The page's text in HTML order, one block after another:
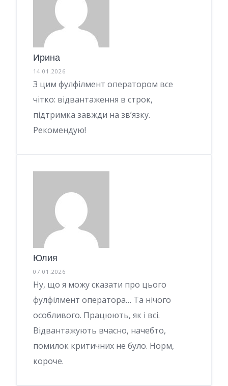
Ирина
14.01.2026
З цим фулфілмент оператором все
чітко: відвантаження в строк,
підтримка завжди на зв’язку.
Рекомендую!
Юлия
07.01.2026
Ну, що я можу сказати про цього
фулфілмент оператора… Та нічого
особливого. Працюють, як і всі.
Відвантажують вчасно, начебто,
помилок критичних не було. Норм,
короче.